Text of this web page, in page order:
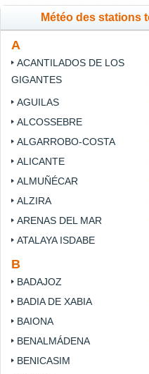
Météo des stations
A
ACANTILADOS DE LOS
GIGANTES
AGUILAS
ALCOSSEBRE
ALGARROBO-COSTA
ALICANTE
ALMUÑÉCAR
ALZIRA
ARENAS DEL MAR
ATALAYA ISDABE
B
BADAJOZ
BADIA DE XABIA
BAIONA
BENALMÁDENA
BENICASIM